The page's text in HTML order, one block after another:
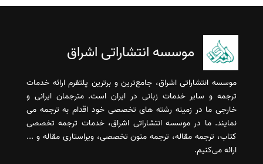
موسسه انتشاراتی اشراق
موسسه انتشاراتی اشراق، جامع‌ترین و برترین پلتفرم ارائه خدمات
ترجمه و سایر خدمات زبانی در ایران است. مترجمان ایرانی و
خارجی ما در زمینه رشته های تخصصی خود اقدام به ترجمه می
نمایند. ما در موسسه انتشاراتی اشراق، خدمات ترجمه تخصصی
کتاب، ترجمه مقاله، ترجمه متون تخصصی، ویراستاری مقاله و ...
ارائه می‌کنیم.